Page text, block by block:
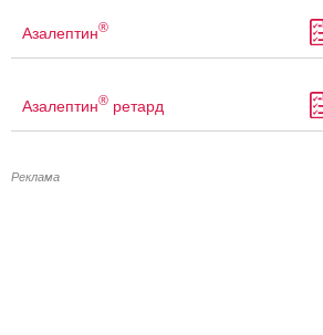
Азалептин®
Азалептин® ретард
Реклама